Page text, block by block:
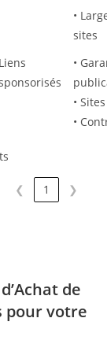
•
sites
Liens
•
•
•
❮ 1 ❯
de
pour votre